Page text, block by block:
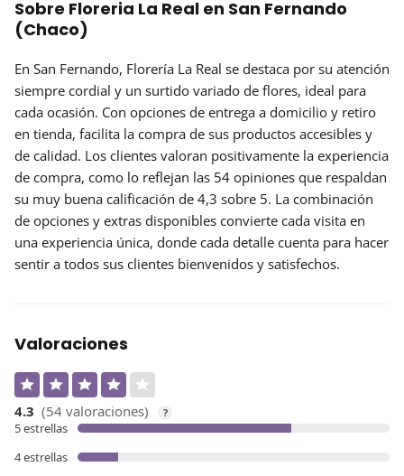
Sobre Floreria La Real en San Fernando
(Chaco)
En San Fernando, Florería La Real se destaca por su atención
siempre cordial y un surtido variado de flores, ideal para
cada ocasión. Con opciones de entrega a domicilio y retiro
en tienda, facilita la compra de sus productos accesibles y
de calidad. Los clientes valoran positivamente la experiencia
de compra, como lo reflejan las 54 opiniones que respaldan
su muy buena calificación de 4,3 sobre 5. La combinación
de opciones y extras disponibles convierte cada visita en
una experiencia única, donde cada detalle cuenta para hacer
sentir a todos sus clientes bienvenidos y satisfechos.
Valoraciones
4.3 (54 valoraciones) ?
5 estrellas
4 estrellas